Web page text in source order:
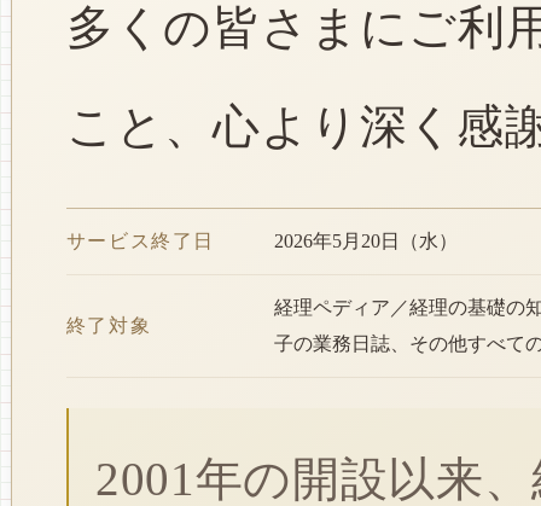
多くの皆さまにご利
こと、心より深く感
サービス終了日 2026年5月20日（水）
終了対象
経理ペディア／経理の基礎の
子の業務日誌、その他すべて
2001年の開設以来